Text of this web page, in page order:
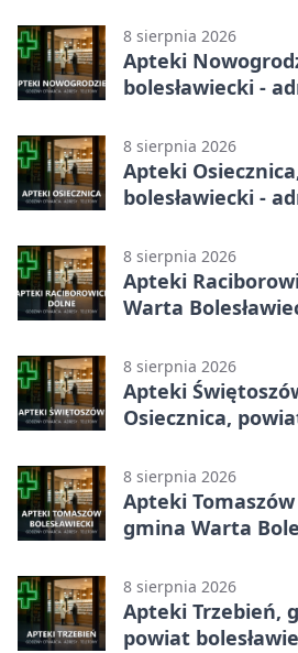
8 sierpnia 2026
Apteki
bolesławiecki -
8 sierpnia 2026
Apteki
bolesławiecki -
8 sierpnia 2026
Apteki
Warta
godziny otwarcia
8 sierpnia 2026
Apteki
Osiecznica,
8 sierpnia 2026
Apteki
gmina Warta
godziny otwarcia
8 sierpnia 2026
Apteki Trzebień,
powiat